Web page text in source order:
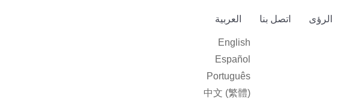
الرؤى اتصل بنا العربية‏
English
Español
Português
中文 (繁體)